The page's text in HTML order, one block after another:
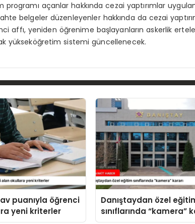
açanlar hakkında cezai yaptırımlar
belgeler düzenleyenler hakkında da cezai
affı, yeniden öğrenime başlayanların askerlik
yükseköğretim sistemi güncellenecek.
puanıyla öğrenci
yeni kriterler
Danıştaydan özel
sınıflarında “kamera”